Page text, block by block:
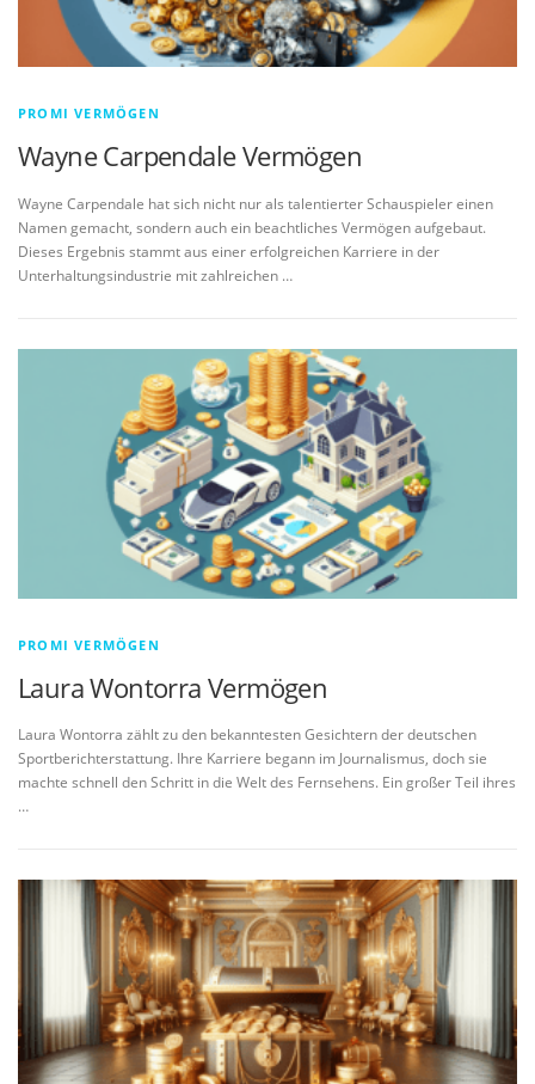
PROMI VERMÖGEN
Wayne Carpendale Vermögen
Wayne Carpendale hat sich nicht nur als talentierter Schauspieler einen
Namen gemacht, sondern auch ein beachtliches Vermögen aufgebaut.
Dieses Ergebnis stammt aus einer erfolgreichen Karriere in der
Unterhaltungsindustrie mit zahlreichen …
PROMI VERMÖGEN
Laura Wontorra Vermögen
Laura Wontorra zählt zu den bekanntesten Gesichtern der deutschen
Sportberichterstattung. Ihre Karriere begann im Journalismus, doch sie
machte schnell den Schritt in die Welt des Fernsehens. Ein großer Teil ihres
…